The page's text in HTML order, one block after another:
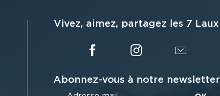
Vivez, aimez, partagez les 7 Laux
Abonnez-vous à notre newsletter